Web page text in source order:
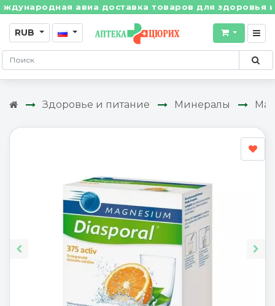
авиа доставка товаров для здоровья из
RUB
Здоровье и питание Минералы